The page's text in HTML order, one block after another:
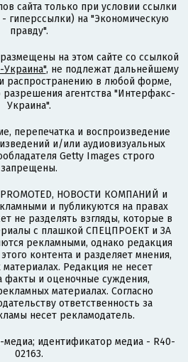
сайта только при условии ссылки
гиперссылки) на "Экономическую
правду".
на этом сайте со ссылкой
, не подлежат дальнейшему
распространению в любой форме,
разрешения агентства "Интерфакс-
Украина".
перепечатка и воспроизведение
и/или аудиовизуальных
Getty Images строго
запрещены.
НОВОСТИ КОМПАНИЙ и
и публикуются на правах
не разделять взгляды, которые в
с плашкой СПЕЦПРОЕКТ и ЗА
рекламными, однако редакция
контента и разделяет мнения,
Редакция не несет
факты и оценочные суждения,
материалах. Согласно
ответственность за
несет рекламодатель.
идентификатор медиа - R40-
02163.